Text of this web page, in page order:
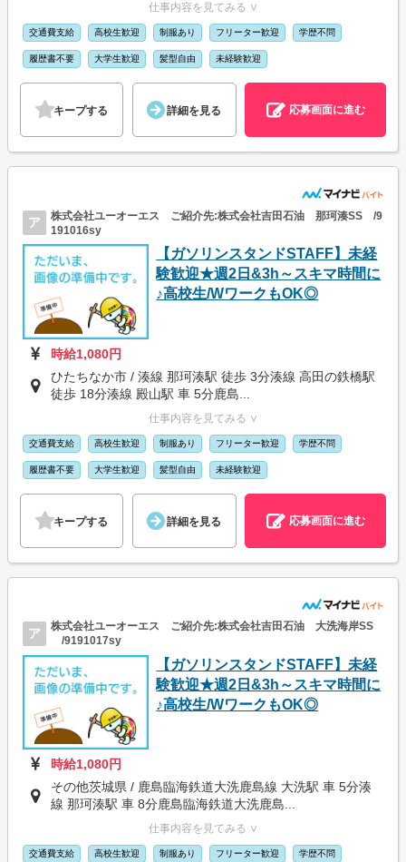
仕事内容を見てみる ∨
交通費支給 高校生歓迎 制服あり フリーター歓迎 学歴不問
履歴書不要 大学生歓迎 髪型自由 未経験歓迎
キープする 詳細を見る 応募画面に進む
ア
株式会社ユーオーエス ご紹介先:株式会社吉田石油 那珂湊SS /9
191016sy
【ガソリンスタンドSTAFF】未経
験歓迎★週2日&3h～スキマ時間に
♪高校生/WワークもOK◎
時給1,080円
ひたちなか市 / 湊線 那珂湊駅 徒歩 3分湊線 高田の鉄橋駅
徒歩 18分湊線 殿山駅 車 5分鹿島...
仕事内容を見てみる ∨
交通費支給 高校生歓迎 制服あり フリーター歓迎 学歴不問
履歴書不要 大学生歓迎 髪型自由 未経験歓迎
キープする 詳細を見る 応募画面に進む
ア
株式会社ユーオーエス ご紹介先:株式会社吉田石油 大洗海岸SS
/9191017sy
【ガソリンスタンドSTAFF】未経
験歓迎★週2日&3h～スキマ時間に
♪高校生/WワークもOK◎
時給1,080円
その他茨城県 / 鹿島臨海鉄道大洗鹿島線 大洗駅 車 5分湊
線 那珂湊駅 車 8分鹿島臨海鉄道大洗鹿島...
仕事内容を見てみる ∨
交通費支給 高校生歓迎 制服あり フリーター歓迎 学歴不問